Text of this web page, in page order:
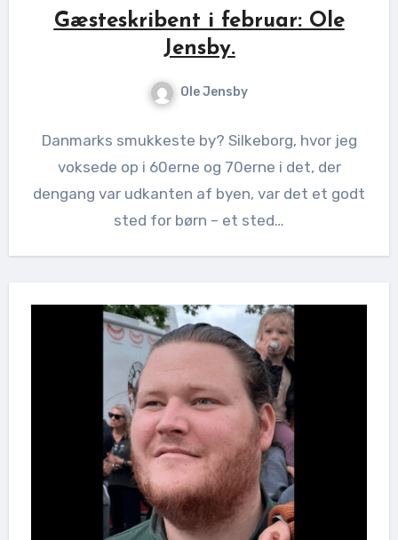
Gæsteskribent i februar: Ole
Jensby.
Ole Jensby
Danmarks smukkeste by? Silkeborg, hvor jeg
voksede op i 60erne og 70erne i det, der
dengang var udkanten af byen, var det et godt
sted for børn – et sted…